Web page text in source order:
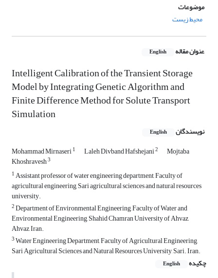
موضوعات
محیط زیست
عنوان مقاله English
Intelligent Calibration of the Transient Storage
Model by Integrating Genetic Algorithm and
Finite Difference Method for Solute Transport
Simulation
نویسندگان English
Mohammad Mirnaseri1 Laleh Divband Hafshejani2 Mojtaba
Khoshravesh3
1Assistant professor of water engineering department, Faculty of
agricultural engineering, Sari agricultural sciences and natural resources
university.
2Department of Environmental Engineering, Faculty of Water and
Environmental Engineering, Shahid Chamran University of Ahvaz,
Ahvaz, Iran.
3Water Engineering Department, Faculty of Agricultural Engineering,
Sari Agricultural Sciences and Natural Resources University, Sari. Iran.
چکیده
English